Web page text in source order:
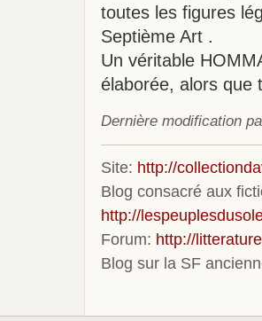
toutes les figures
Septième Art .
Un véritable
élaborée, alors que
Dernière modification
Site: http://
Blog consacré aux
http://
Forum: http://
Blog sur la SF